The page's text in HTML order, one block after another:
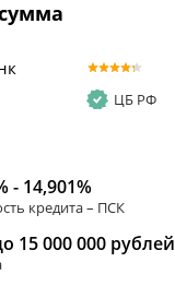
ЦБ РФ
- 14,901%
кредита – ПСК
15 000 000 рублей